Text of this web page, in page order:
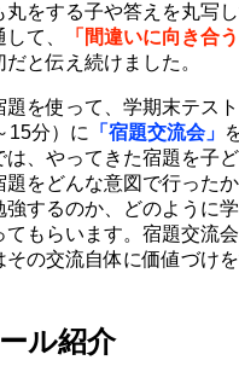
をする子や答えを丸写
て、
「間違いに向き合
と伝え続けました。
題を使って、学期末テス
15分）に
「宿題交流会」
は、やってきた宿題を子
題をどんな意図で行った
強するのか、どのように
てもらいます。宿題交流
その交流自体に価値づけ
ル紹介